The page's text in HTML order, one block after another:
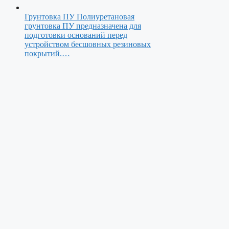
Грунтовка ПУ Полиуретановая
грунтовка ПУ предназначена для
подготовки оснований перед
устройством бесшовных резиновых
покрытий.…